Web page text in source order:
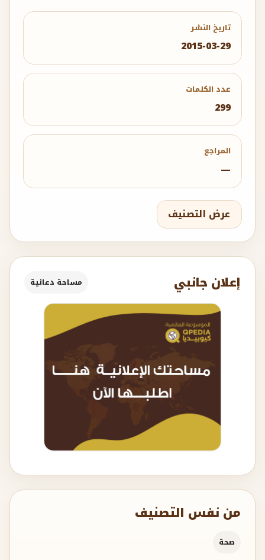
تاريخ النشر
2015-03-29
عدد الكلمات
299
المراجع
—
عرض التصنيف
إعلان جانبي مساحة دعائية
من نفس التصنيف
صحة